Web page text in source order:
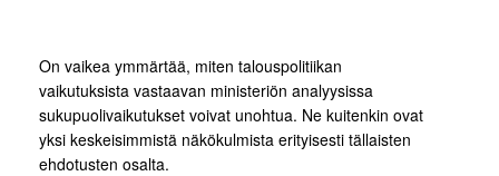
On vaikea ymmärtää, miten talouspolitiikan
vaikutuksista vastaavan ministeriön analyysissa
sukupuolivaikutukset voivat unohtua. Ne kuitenkin ovat
yksi keskeisimmistä näkökulmista erityisesti tällaisten
ehdotusten osalta.